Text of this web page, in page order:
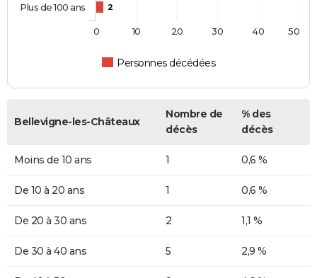
2
Personnes décédées
Plus de 100 ans
0 10 20 30 40 50
Bellevigne-les-Châteaux
Nombre de
décès
% des
décès
Moins de 10 ans 1 0,6 %
De 10 à 20 ans 1 0,6 %
De 20 à 30 ans 2 1,1 %
De 30 à 40 ans 5 2,9 %